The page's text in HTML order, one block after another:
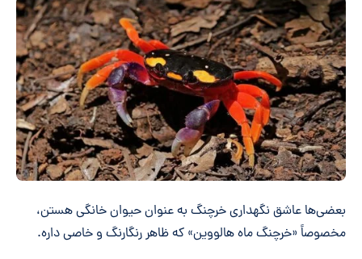
بعضی‌ها عاشق نگهداری خرچنگ به عنوان حیوان خانگی هستن،
مخصوصاً «خرچنگ ماه هالووین» که ظاهر رنگارنگ و خاصی داره.